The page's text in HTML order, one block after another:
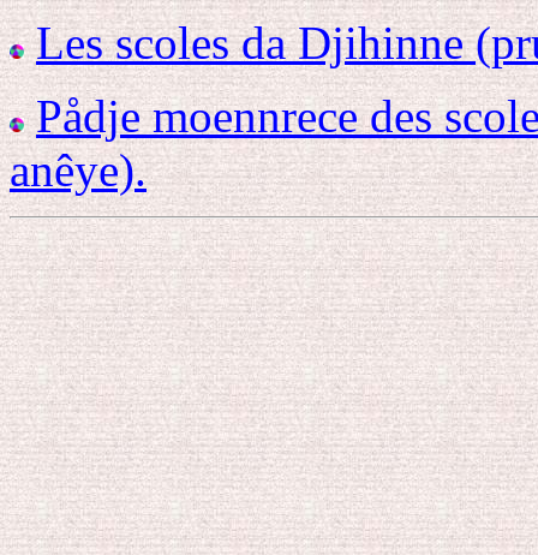
Les scoles da Djihinne
Pådje moennrece des
anêye).